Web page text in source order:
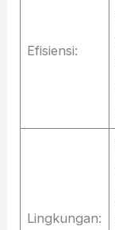
Efisiensi:
Lingkungan: